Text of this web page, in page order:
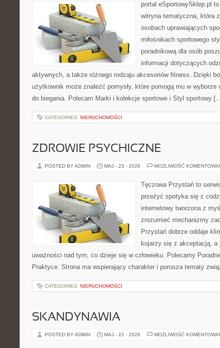
portal eSportowySklep.pl
witryna tematyczna, która
osobach uprawiających
miłośnikach sportowego
poradnikową dla osób
informacji dotyczących
aktywnych, a także różnego rodzaju akcesoriów fitness. Dzięki
użytkownik może znaleźć pomysły, które pomogą mu w wyborze
do biegania. Polecam Marki i kolekcje sportowe i Styl sportowy
CATEGORIES: NIERUCHOMOŚCI
ZDROWIE PSYCHICZNE
POSTED BY ADMIN MAJ - 23 - 2026 MOŻLIWOŚĆ
Tęczowa Przystań to
przeżyć spotyka się z
internetowy tworzona z
zrozumieć mechanizmy
Przystań dobrze oddaje
kojarzy się z akceptacją,
uważności nad tym, co dzieje się w człowieku. Polecamy
Praktyce. Strona ma wspierający charakter i porusza tematy
CATEGORIES: NIERUCHOMOŚCI
SKANDYNAWIA
POSTED BY ADMIN MAJ - 22 - 2026 MOŻLIWOŚĆ